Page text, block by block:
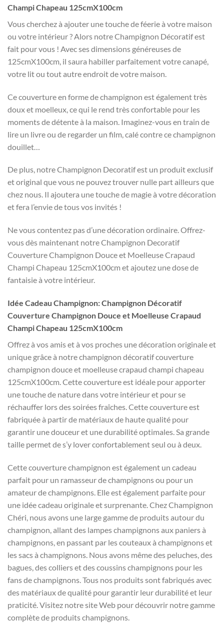
Champi Chapeau 125cmX100cm
Vous cherchez à ajouter une touche de féerie à votre maison
ou votre intérieur ? Alors notre Champignon Décoratif est
fait pour vous ! Avec ses dimensions généreuses de
125cmX100cm, il saura habiller parfaitement votre canapé,
votre lit ou tout autre endroit de votre maison.
Ce couverture en forme de champignon est également très
doux et moelleux, ce qui le rend très confortable pour les
moments de détente à la maison. Imaginez-vous en train de
lire un livre ou de regarder un film, calé contre ce champignon
douillet…
De plus, notre Champignon Decoratif est un produit exclusif
et original que vous ne pouvez trouver nulle part ailleurs que
chez nous. Il ajoutera une touche de magie à votre décoration
et fera l’envie de tous vos invités !
Ne vous contentez pas d’une décoration ordinaire. Offrez-
vous dès maintenant notre Champignon Decoratif
Couverture Champignon Douce et Moelleuse Crapaud
Champi Chapeau 125cmX100cm et ajoutez une dose de
fantaisie à votre intérieur.
Idée Cadeau Champignon: Champignon Décoratif
Couverture Champignon Douce et Moelleuse Crapaud
Champi Chapeau 125cmX100cm
Offrez à vos amis et à vos proches une décoration originale et
unique grâce à notre champignon décoratif couverture
champignon douce et moelleuse crapaud champi chapeau
125cmX100cm. Cette couverture est idéale pour apporter
une touche de nature dans votre intérieur et pour se
réchauffer lors des soirées fraîches. Cette couverture est
fabriquée à partir de matériaux de haute qualité pour
garantir une douceur et une durabilité optimales. Sa grande
taille permet de s’y lover confortablement seul ou à deux.
Cette couverture champignon est également un cadeau
parfait pour un ramasseur de champignons ou pour un
amateur de champignons. Elle est également parfaite pour
une idée cadeau originale et surprenante. Chez Champignon
Chéri, nous avons une large gamme de produits autour du
champignon, allant des lampes champignons aux paniers à
champignons, en passant par les couteaux à champignons et
les sacs à champignons. Nous avons même des peluches, des
bagues, des colliers et des coussins champignons pour les
fans de champignons. Tous nos produits sont fabriqués avec
des matériaux de qualité pour garantir leur durabilité et leur
praticité. Visitez notre site Web pour découvrir notre gamme
complète de produits champignons.